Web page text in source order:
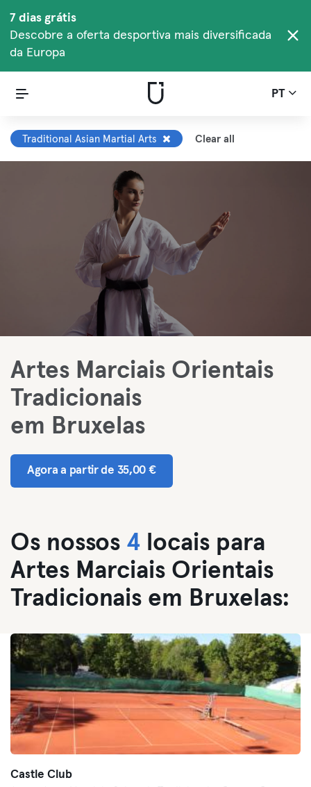
7 dias grátis
Descobre a oferta desportiva mais diversificada
da Europa
PT
Traditional Asian Martial Arts Clear all
Artes Marciais Orientais
Tradicionais
em Bruxelas
Agora a partir de 35,00 €
Os nossos 4 locais para
Artes Marciais Orientais
Tradicionais em Bruxelas:
Castle Club